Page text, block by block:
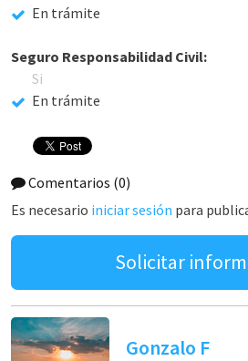
En trámite
Seguro Responsabilidad Civil:
Si
En trámite
Comentarios (0)
Es necesario iniciar sesión para
Solicitar
Gonzalo F